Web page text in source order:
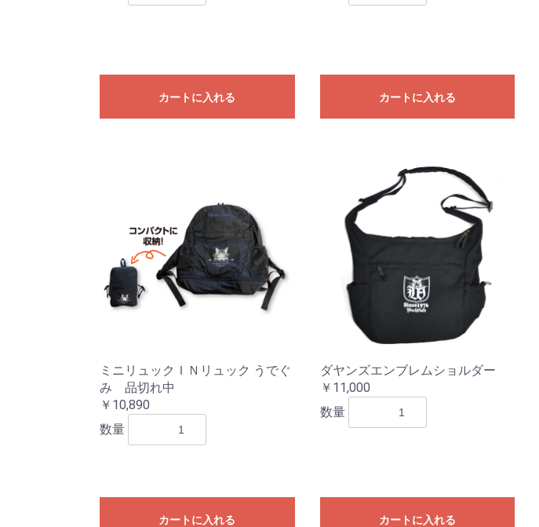
カートに入れる カートに入れる
ミニリュックＩＮリュック うでぐ
み 品切れ中
￥10,890
数量
カートに入れる
ダヤンズエンブレムショルダー
￥11,000
数量
カートに入れる